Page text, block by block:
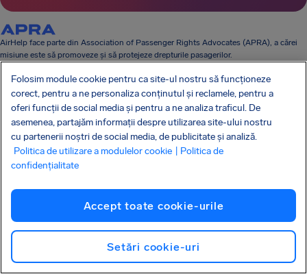
AirHelp face parte din Association of Passenger Rights Advocates (APRA), a cărei
misiune este să promoveze și să protejeze drepturile pasagerilor.
CUNOAȘTE-ȚI DREPTURILE
COMPANIA NOASTRĂ
PRODUSELE NOASTRE
PARTENERIATE
Folosim module cookie pentru ca site-ul nostru să funcționeze
corect, pentru a ne personaliza conținutul și reclamele, pentru a
oferi funcții de social media și pentru a ne analiza traficul. De
asemenea, partajăm informații despre utilizarea site-ului nostru
cu partenerii noștri de social media, de publicitate și analiză.
Politica de utilizare a modulelor cookie
| Politica de
confidențialitate
Accept toate cookie-urile
Setări cookie-uri